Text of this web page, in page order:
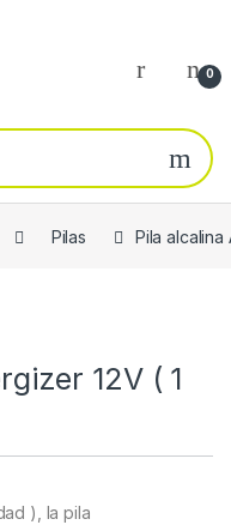
0
Pilas Pila alcalina
12V ( 1
), la pila